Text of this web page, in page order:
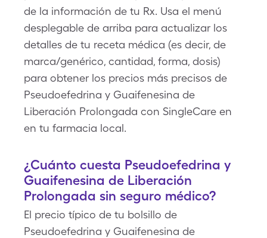
de la información de tu Rx. Usa el menú
desplegable de arriba para actualizar los
detalles de tu receta médica (es decir, de
marca/genérico, cantidad, forma, dosis)
para obtener los precios más precisos de
Pseudoefedrina y Guaifenesina de
Liberación Prolongada con SingleCare en
en tu farmacia local.
¿Cuánto cuesta Pseudoefedrina y
Guaifenesina de Liberación
Prolongada sin seguro médico?
El precio típico de tu bolsillo de
Pseudoefedrina y Guaifenesina de